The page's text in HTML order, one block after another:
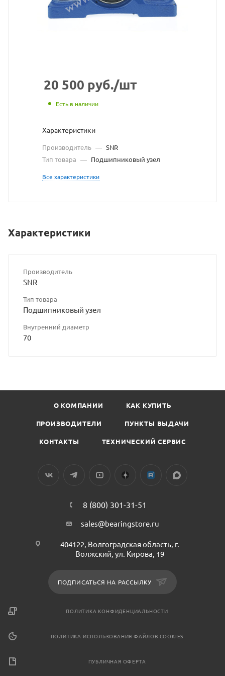
https://
по
разрешения
владельца
20 500 руб./шт
Есть в наличии
Характеристики
Производитель — SNR
Тип товара — Подшипниковый узел
Все характеристики
Характеристики
Производитель
SNR
Тип товара
Подшипниковый узел
Внутренний диаметр
70
О КОМПАНИИ КАК КУПИТЬ
ПРОИЗВОДИТЕЛИ ПУНКТЫ ВЫДАЧИ
КОНТАКТЫ ТЕХНИЧЕСКИЙ СЕРВИС
8 (800) 301-31-51
sales@bearingstore.ru
404122, Волгоградская область, г.
Волжский, ул. Кирова, 19
ПОДПИСАТЬСЯ НА РАССЫЛКУ
ПОЛИТИКА КОНФИДЕНЦИАЛЬНОСТИ
ПОЛИТИКА ИСПОЛЬЗОВАНИЯ ФАЙЛОВ COOKIES
ПУБЛИЧНАЯ ОФЕРТА